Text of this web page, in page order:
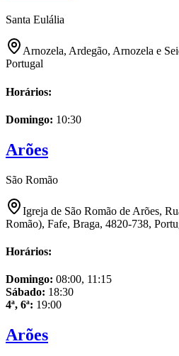
Santa Eulália
Arnozela, Ardegão, Arnozela e
Portugal
Horários:
Domingo: 10:30
Arões
São Romão
Igreja de São Romão de Arões,
Romão), Fafe, Braga, 4820-738,
Horários:
Domingo: 08:00, 11:15
Sábado: 18:30
4ª, 6ª: 19:00
Arões